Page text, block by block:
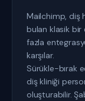
Mailchimp, diş
bulan klasik bir
fazla
karşılar.
Sürükle-bırak
diş kliniği
oluşturabilir.